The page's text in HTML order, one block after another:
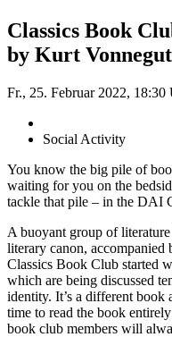
Classics Book
by Kurt Vonnegut
Fr., 25. Februar 2022, 18:30
Social Activity
You know the big pile of
waiting for you on the
tackle that pile – in the DAI
A buoyant group of
literary canon, accompanied
Classics Book Club started
which are being discussed
identity. It’s a different book
time to read the book
book club members will